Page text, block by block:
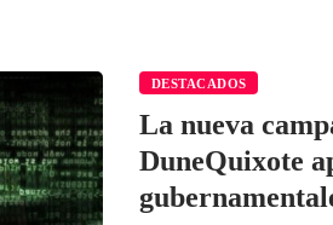
DESTACADOS
La nueva
DuneQuixote